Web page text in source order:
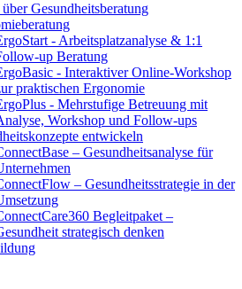
Gesundheitsberatung
- Arbeitsplatzanalyse & 1:1
up Beratung
- Interaktiver Online-Workshop
praktischen Ergonomie
- Mehrstufige Betreuung mit
Workshop und Follow-ups
entwickeln
– Gesundheitsanalyse für
– Gesundheitsstrategie in der
Begleitpaket –
strategisch denken